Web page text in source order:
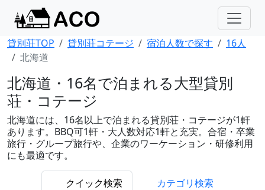
貸別荘TOP 貸別荘コテージ 宿泊人数で探す
16人
北海道
北海道・16名で泊まれる大型貸別
荘・コテージ
北海道には、16名以上で泊まれる貸別荘・コテージが1軒
あります。BBQ可1軒・大人数対応1軒と充実。合宿・卒業
旅行・グループ旅行や、企業のワーケーション・研修利用
にも最適です。
クイック検索 カテゴリ検索